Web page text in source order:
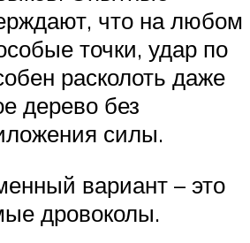
что на любом
точки, удар по
расколоть даже
дерево без
силы.
вариант – это
дровоколы.